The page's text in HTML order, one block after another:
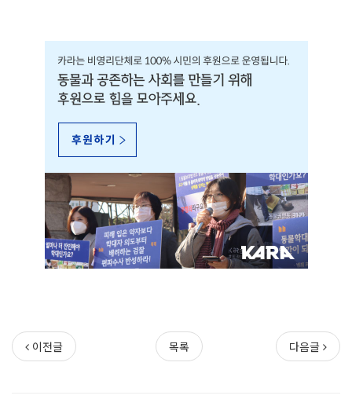
이전글 목록 다음글